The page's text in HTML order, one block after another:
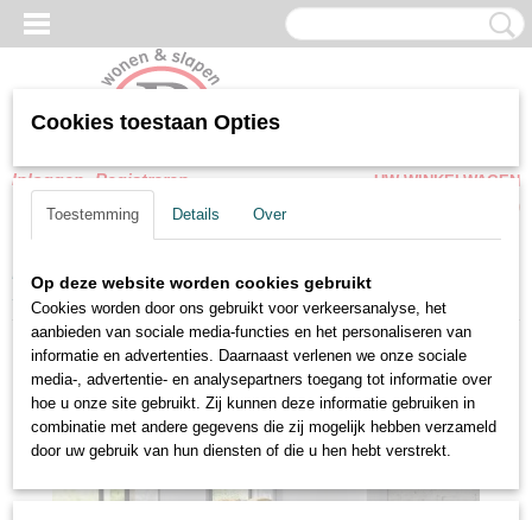
Inloggen Registreren
UW WINKELWAGEN
(0)
Home > Slaapkamer meubel Kledingkasten >
Schuifdeur kledingkast XL 3 Deuren Spiegel Zijdegrijs
Cookies toestaan Opties
Toestemming Details Over
Op deze website worden cookies gebruikt
Cookies worden door ons gebruikt voor verkeersanalyse, het
aanbieden van sociale media-functies en het personaliseren van
informatie en advertenties. Daarnaast verlenen we onze sociale
media-, advertentie- en analysepartners toegang tot informatie over
hoe u onze site gebruikt. Zij kunnen deze informatie gebruiken in
combinatie met andere gegevens die zij mogelijk hebben verzameld
door uw gebruik van hun diensten of die u hen hebt verstrekt.